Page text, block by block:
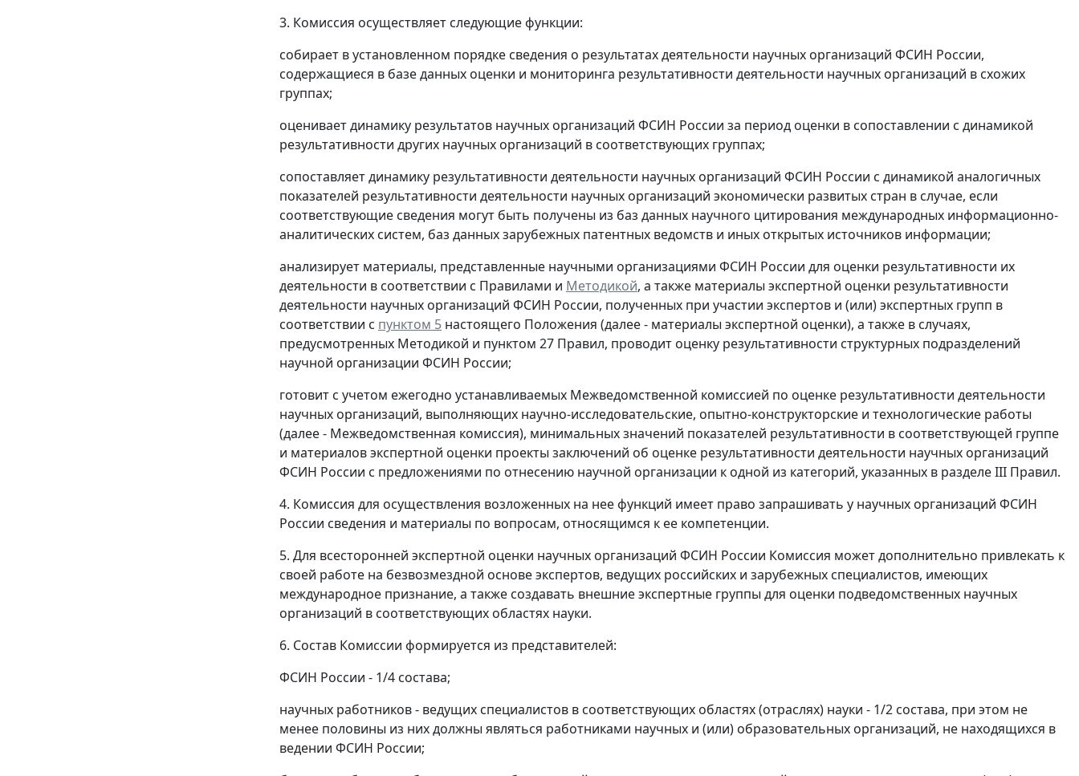
3. Комиссия осуществляет следующие функции:
собирает в установленном порядке сведения о результатах деятельности научных организаций ФСИН России,
содержащиеся в базе данных оценки и мониторинга результативности деятельности научных организаций в схожих
группах;
оценивает динамику результатов научных организаций ФСИН России за период оценки в сопоставлении с динамикой
результативности других научных организаций в соответствующих группах;
сопоставляет динамику результативности деятельности научных организаций ФСИН России с динамикой аналогичных
показателей результативности деятельности научных организаций экономически развитых стран в случае, если
соответствующие сведения могут быть получены из баз данных научного цитирования международных информационно-
аналитических систем, баз данных зарубежных патентных ведомств и иных открытых источников информации;
анализирует материалы, представленные научными организациями ФСИН России для оценки результативности их
деятельности в соответствии с Правилами и Методикой, а также материалы экспертной оценки результативности
деятельности научных организаций ФСИН России, полученных при участии экспертов и (или) экспертных групп в
соответствии с пунктом 5 настоящего Положения (далее - материалы экспертной оценки), а также в случаях,
предусмотренных Методикой и пунктом 27 Правил, проводит оценку результативности структурных подразделений
научной организации ФСИН России;
готовит с учетом ежегодно устанавливаемых Межведомственной комиссией по оценке результативности деятельности
научных организаций, выполняющих научно-исследовательские, опытно-конструкторские и технологические работы
(далее - Межведомственная комиссия), минимальных значений показателей результативности в соответствующей группе
и материалов экспертной оценки проекты заключений об оценке результативности деятельности научных организаций
ФСИН России с предложениями по отнесению научной организации к одной из категорий, указанных в разделе III Правил.
4. Комиссия для осуществления возложенных на нее функций имеет право запрашивать у научных организаций ФСИН
России сведения и материалы по вопросам, относящимся к ее компетенции.
5. Для всесторонней экспертной оценки научных организаций ФСИН России Комиссия может дополнительно привлекать к
своей работе на безвозмездной основе экспертов, ведущих российских и зарубежных специалистов, имеющих
международное признание, а также создавать внешние экспертные группы для оценки подведомственных научных
организаций в соответствующих областях науки.
6. Состав Комиссии формируется из представителей:
ФСИН России - 1/4 состава;
научных работников - ведущих специалистов в соответствующих областях (отраслях) науки - 1/2 состава, при этом не
менее половины из них должны являться работниками научных и (или) образовательных организаций, не находящихся в
ведении ФСИН России;